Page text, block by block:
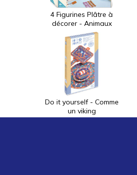
4 Figurines Plâtre à
décorer - Animaux
Do it yourself - Comme
un viking